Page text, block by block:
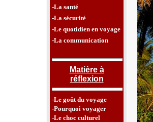
-La santé
-La sécurité
-Le quotidien en voyage
-La communication
Matière à
réflexion
-Le goût du voyage
-Pourquoi voyager
-Le choc culturel